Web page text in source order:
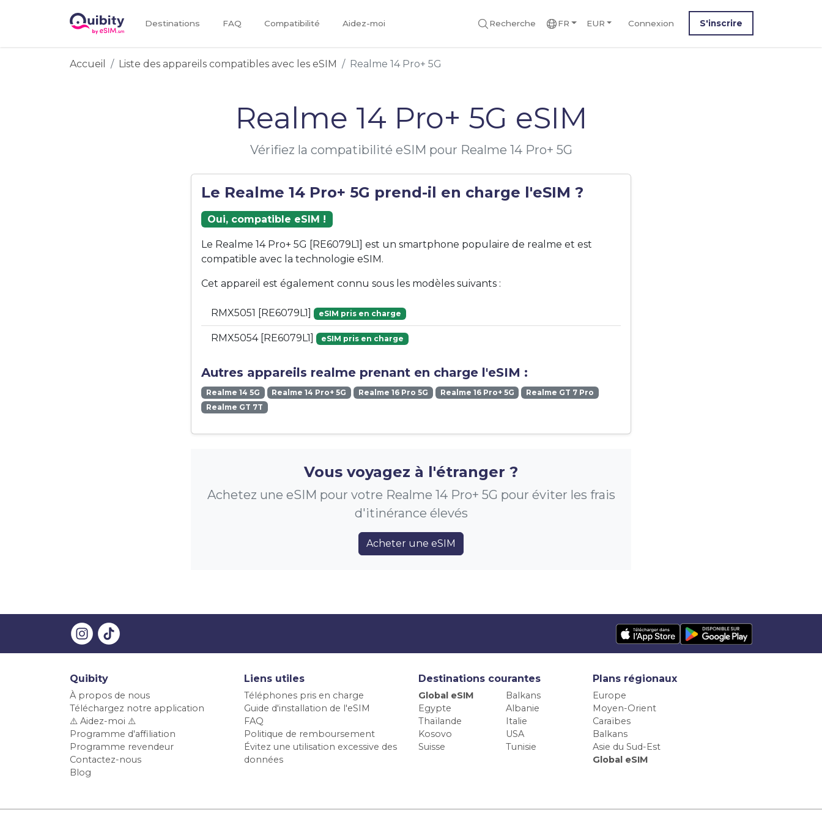
Destinations FAQ Compatibilité Aidez-moi Recherche FR EUR Connexion S'inscrire
Accueil Liste des appareils compatibles avec les eSIM Realme 14 Pro+ 5G
Realme 14 Pro+ 5G eSIM
Vérifiez la compatibilité eSIM pour Realme 14 Pro+ 5G
Le Realme 14 Pro+ 5G prend-il en charge l'eSIM ?
Oui, compatible eSIM !
Le Realme 14 Pro+ 5G [RE6079L1] est un smartphone populaire de realme et est
compatible avec la technologie eSIM.
Cet appareil est également connu sous les modèles suivants :
RMX5051 [RE6079L1] eSIM pris en charge
RMX5054 [RE6079L1] eSIM pris en charge
Autres appareils realme prenant en charge l'eSIM :
Realme 14 5G Realme 14 Pro+ 5G Realme 16 Pro 5G Realme 16 Pro+ 5G
Realme GT 7 Pro
Realme GT 7T
Vous voyagez à l'étranger ?
Achetez une eSIM pour votre Realme 14 Pro+ 5G pour éviter les frais
d'itinérance élevés
Acheter une eSIM
Quibity
À propos de nous
Téléchargez notre application
⚠️ Aidez-moi ⚠️
Programme d'affiliation
Programme revendeur
Contactez-nous
Blog
Liens utiles
Téléphones pris en charge
Guide d'installation de l'eSIM
FAQ
Politique de remboursement
Évitez une utilisation excessive des
données
Destinations courantes
Global eSIM
Balkans
Egypte
Albanie
Thaïlande
Italie
Kosovo
USA
Suisse
Tunisie
Plans régionaux
Europe
Moyen-Orient
Caraïbes
Balkans
Asie du Sud-Est
Global eSIM